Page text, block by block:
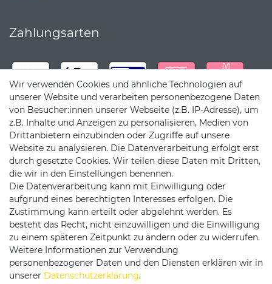
Zahlungsarten
Versandpartner
Service & Kontakt
Wir verwenden Cookies und ähnliche Technologien auf
unserer Website und verarbeiten personenbezogene Daten
von Besucher:innen unserer Webseite (z.B. IP-Adresse), um
z.B. Inhalte und Anzeigen zu personalisieren, Medien von
Drittanbietern einzubinden oder Zugriffe auf unsere
Website zu analysieren. Die Datenverarbeitung erfolgt erst
durch gesetzte Cookies. Wir teilen diese Daten mit Dritten,
die wir in den Einstellungen benennen.
Die Datenverarbeitung kann mit Einwilligung oder
aufgrund eines berechtigten Interesses erfolgen. Die
Zustimmung kann erteilt oder abgelehnt werden. Es
besteht das Recht, nicht einzuwilligen und die Einwilligung
zu einem späteren Zeitpunkt zu ändern oder zu widerrufen.
Weitere Informationen zur Verwendung
personenbezogener Daten und den Diensten erklären wir in
unserer Daten­schutz­erklärung.